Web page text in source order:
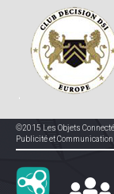
©2015 Les Objets
Publicité et Communication